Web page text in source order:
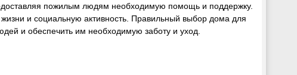
пожилым людям необходимую помощь и поддержку.
и социальную активность. Правильный выбор дома для
и обеспечить им необходимую заботу и уход.